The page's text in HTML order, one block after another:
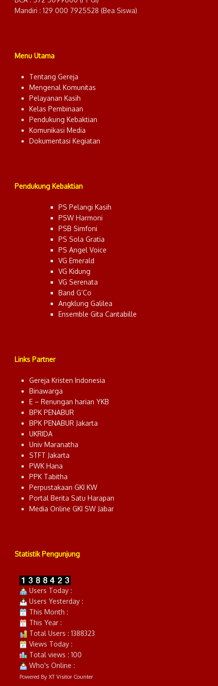
Mandiri : 129 000 7925528 (Bea Siswa)
Menu Utama
Tentang Gereja
Mengenal Komunitas
Pelayanan Kasih
Kelas Pembinaan
Pendukung Kebaktian
Komunikasi Media
Dokumentasi Kegiatan
Pendukung Kebaktian
PS Pelangi Kasih
PSW Harmoni
PSB Simfoni
PS Sola Gratia
PS Angel Voice
VG Emerald
VG Kidung
VG Serenata
Band G’Co
Angklung Galilea
Ensemble Gita Cantabille
Links Partner
Gereja Kristen Indonesia
Binawarga
E – Renungan harian YKB
BPK PENABUR
BPK PENABUR Jakarta
UKRIDA
Univ Maranatha
STFT Jakarta
PWK Hana
PPK Tabitha
Perpustakaan GKI KW
Portal Berita Satu Harapan
Media Online GKI SW Jabar
Statistik Pengunjung
Users Today :
Users Yesterday :
This Month :
This Year :
Total Users : 1388323
Views Today :
Total views : 100
Who's Online :
Powered By XT Visitor Counter